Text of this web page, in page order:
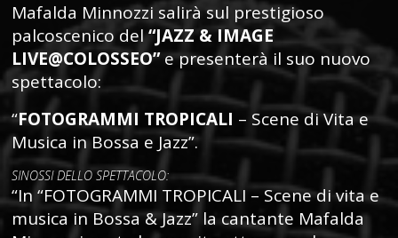
Mafalda Minnozzi salirà sul prestigioso
palcoscenico del“JAZZ & IMAGE
LIVE@COLOSSEO”e presenterà il suo nuovo
spettacolo:
“FOTOGRAMMI TROPICALI – Scene di Vita e
Musica in Bossa e Jazz”.
SINOSSI DELLO SPETTACOLO:
“In “FOTOGRAMMI TROPICALI – Scene di vita e
musica in Bossa & Jazz” la cantante Mafalda